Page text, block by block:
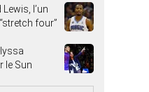
l’un
four”
le Sun